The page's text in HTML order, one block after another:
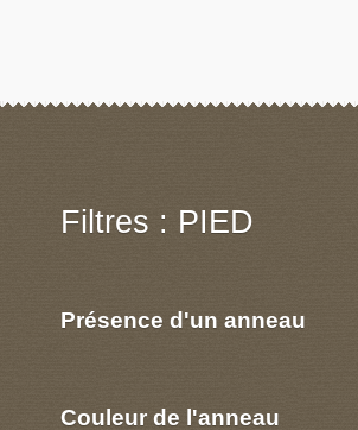
Filtres : PIED
Présence d'un anneau
Couleur de l'anneau